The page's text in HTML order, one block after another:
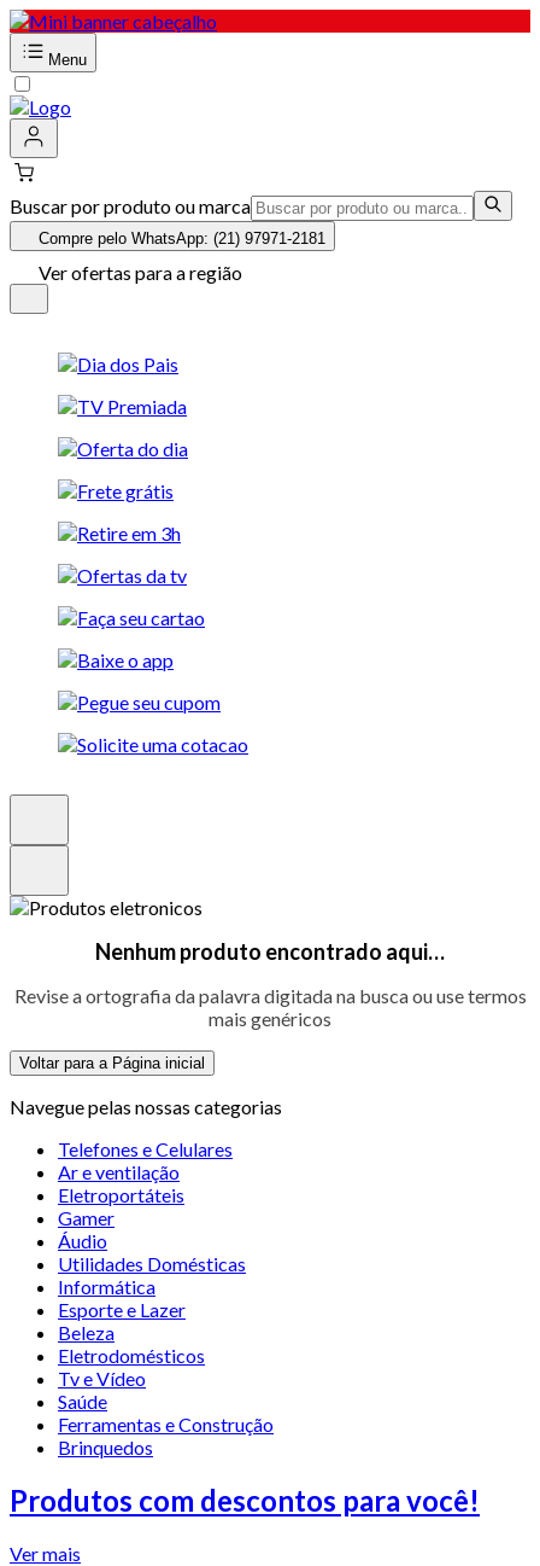
Menu
Buscar por produto ou marca
Compre pelo WhatsApp: (21) 97971-2181
Ver ofertas para a região
Nenhum produto encontrado aqui…
Revise a ortografia da palavra digitada na busca ou use termos
mais genéricos
Voltar para a Página inicial
Navegue pelas nossas categorias
Telefones e Celulares
Ar e ventilação
Eletroportáteis
Gamer
Áudio
Utilidades Domésticas
Informática
Esporte e Lazer
Beleza
Eletrodomésticos
Tv e Vídeo
Saúde
Ferramentas e Construção
Brinquedos
Produtos com descontos para você!
Ver mais